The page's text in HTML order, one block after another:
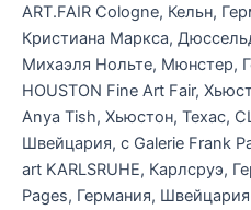
ART.FAIR Cologne, Кельн,
Кристиана Маркса,
Михаэля Нольте, Мюнстер,
HOUSTON Fine Art Fair,
Anya Tish, Хьюстон, Техас,
Швейцария, с Galerie Frank
art KARLSRUHE, Карлсруэ,
Pages, Германия,